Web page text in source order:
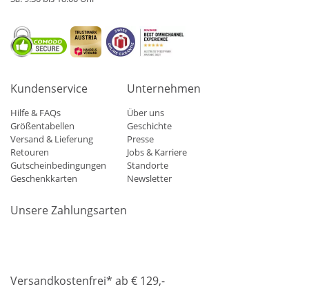
Kundenservice
Hilfe & FAQs
Größentabellen
Versand & Lieferung
Retouren
Gutscheinbedingungen
Geschenkkarten
Unternehmen
Über uns
Geschichte
Presse
Jobs & Karriere
Standorte
Newsletter
Unsere Zahlungsarten
Versandkostenfrei* ab € 129,-